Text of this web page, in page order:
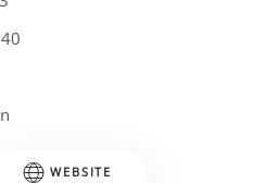
WEBSITE